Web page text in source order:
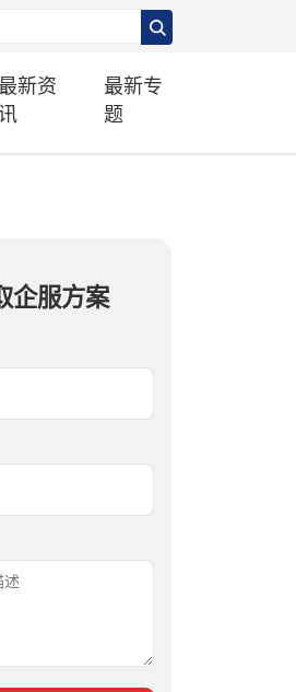
新资
最新专
题
企服方案